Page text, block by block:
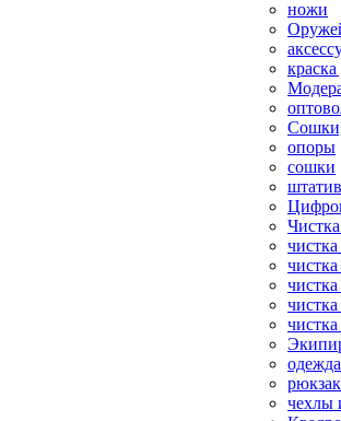
ножи
опоры
сошки
одежда
чехлы